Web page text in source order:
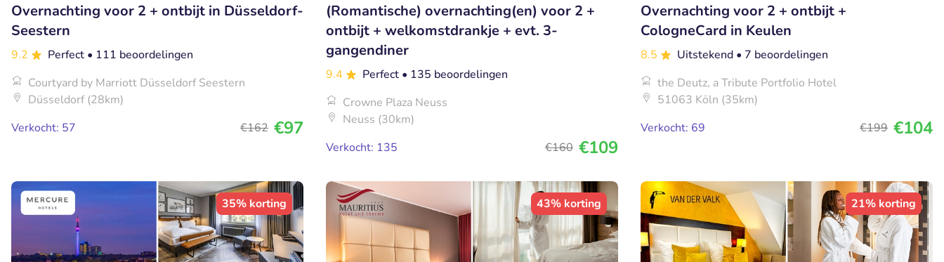
Overnachting voor 2 + ontbijt in Düsseldorf-
Seestern
9.2 Perfect • 111 beoordelingen
Courtyard by Marriott Düsseldorf Seestern
Düsseldorf (28km)
Verkocht: 57
€162 €97
(Romantische) overnachting(en) voor 2 +
ontbijt + welkomstdrankje + evt. 3-
gangendiner
9.4 Perfect • 135 beoordelingen
Crowne Plaza Neuss
Neuss (30km)
Verkocht: 135
€160 €109
Overnachting voor 2 + ontbijt +
CologneCard in Keulen
8.5 Uitstekend • 7 beoordelingen
the Deutz, a Tribute Portfolio Hotel
51063 Köln (35km)
Verkocht: 69
€199 €104
35% korting 43% korting 21% korting